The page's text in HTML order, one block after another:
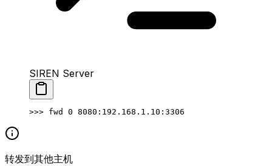
SIREN Server
>>> fwd 0 8080:192.168.1.10:3306
转发到其他主机